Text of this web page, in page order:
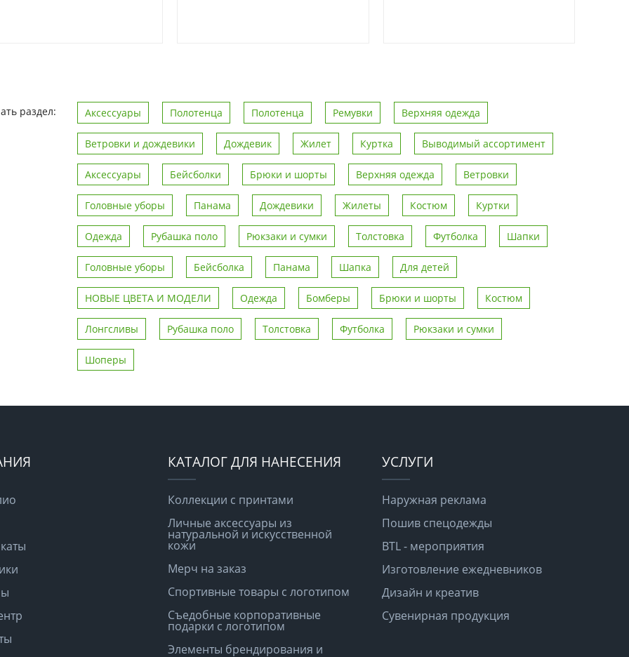
раздел: Аксессуары Полотенца Полотенца Ремувки Верхняя одежда
Ветровки и дождевики Дождевик Жилет Куртка Выводимый ассортимент
Аксессуары Бейсболки Брюки и шорты Верхняя одежда Ветровки
Головные уборы Панама Дождевики Жилеты Костюм Куртки
Одежда Рубашка поло Рюкзаки и сумки Толстовка Футболка Шапки
Головные уборы Бейсболка Панама Шапка Для детей
НОВЫЕ ЦВЕТА И МОДЕЛИ Одежда Бомберы Брюки и шорты Костюм
Лонгсливы Рубашка поло Толстовка Футболка Рюкзаки и сумки
Шоперы
КАТАЛОГ ДЛЯ НАНЕСЕНИЯ
Коллекции с принтами
Личные аксессуары из
натуральной и искусственной
кожи
Мерч на заказ
Спортивные товары с логотипом
Съедобные корпоративные
подарки с логотипом
Элементы брендирования и
УСЛУГИ
Наружная реклама
Пошив спецодежды
BTL - мероприятия
Изготовление ежедневников
Дизайн и креатив
Сувенирная продукция